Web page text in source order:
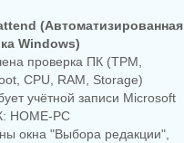
(Автоматизированная
Windows)
проверка ПК (TPM,
CPU, RAM, Storage)
учётной записи Microsoft
HOME-PC
окна "Выбора редакции",